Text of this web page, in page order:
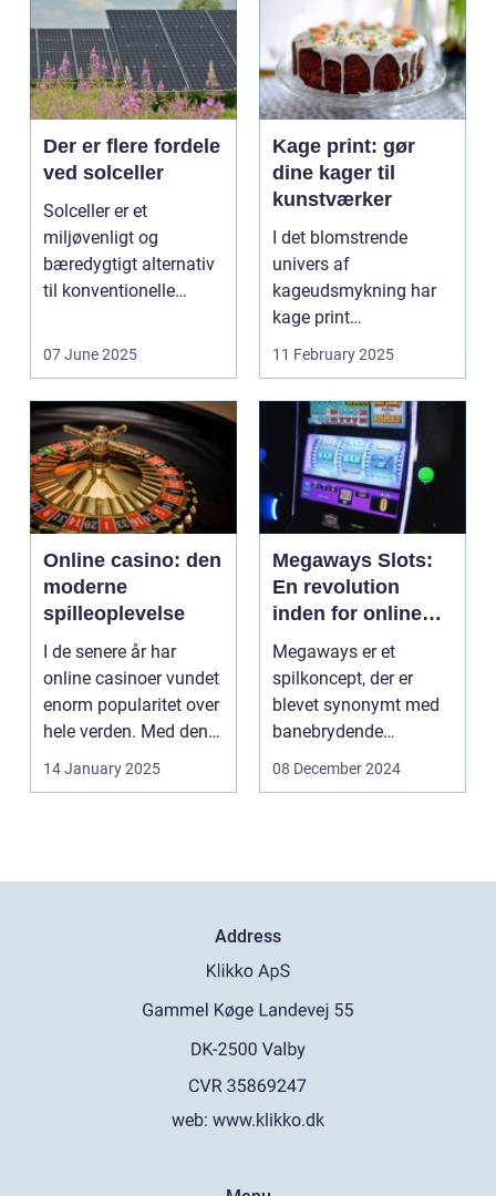
Der er flere fordele
ved solceller
Solceller er et
miljøvenligt og
bæredygtigt alternativ
til konventionelle
07 June 2025
Kage print: gør
dine kager til
kunstværker
I det blomstrende
univers af
kageudsmykning har
kage print
revolutioneret måden,
11 February 2025
Online casino: den
moderne
spilleoplevelse
I de senere år har
online casinoer vundet
enorm popularitet over
hele verden. Med den
14 January 2025
Megaways Slots:
En revolution
inden for online
spilleautomater
Megaways er et
spilkoncept, der er
blevet synonymt med
banebrydende
innovation inden for
08 December 2024
Address
web: www.klikko.dk